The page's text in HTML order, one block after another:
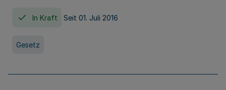
In Kraft Seit 01. Juli 2016
Gesetz